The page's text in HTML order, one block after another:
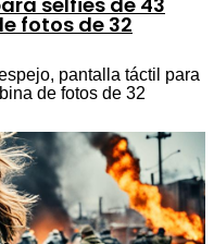
fotos de 32
pantalla táctil para
de fotos de 32